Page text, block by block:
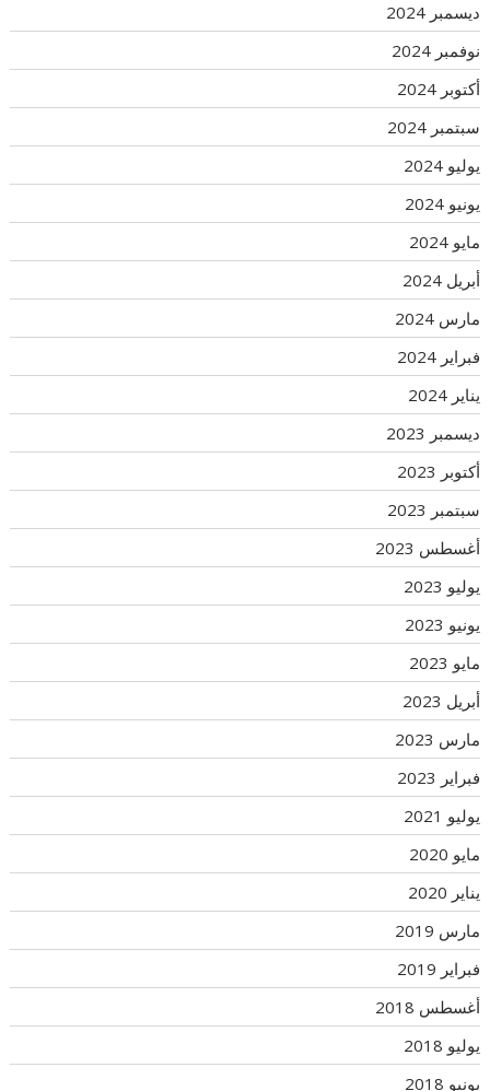
ديسمبر 2024
نوفمبر 2024
أكتوبر 2024
سبتمبر 2024
يوليو 2024
يونيو 2024
مايو 2024
أبريل 2024
مارس 2024
فبراير 2024
يناير 2024
ديسمبر 2023
أكتوبر 2023
سبتمبر 2023
أغسطس 2023
يوليو 2023
يونيو 2023
مايو 2023
أبريل 2023
مارس 2023
فبراير 2023
يوليو 2021
مايو 2020
يناير 2020
مارس 2019
فبراير 2019
أغسطس 2018
يوليو 2018
يونيو 2018